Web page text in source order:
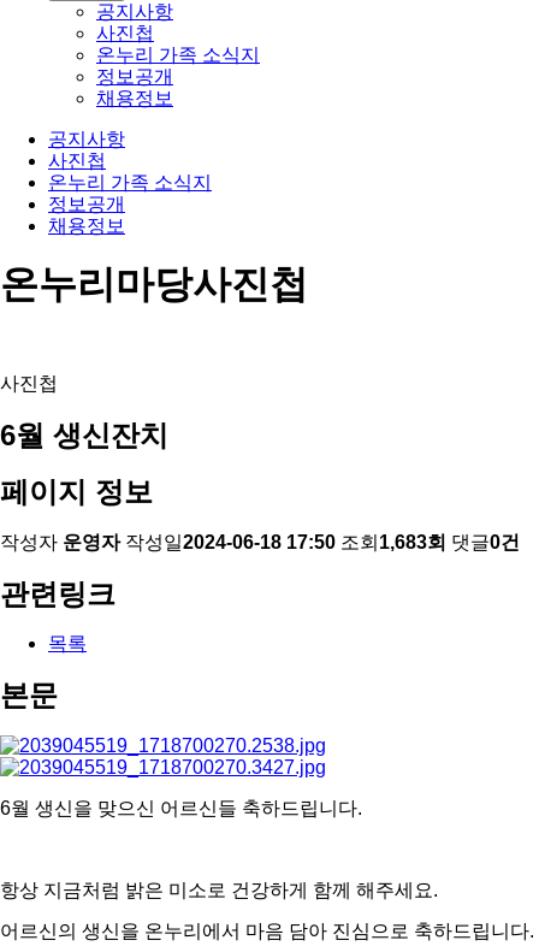
공지사항
사진첩
온누리 가족 소식지
정보공개
채용정보
공지사항
사진첩
온누리 가족 소식지
정보공개
채용정보
온누리마당사진첩
사진첩
6월 생신잔치
페이지 정보
작성자 운영자 작성일2024-06-18 17:50 조회 1,683회 댓글0건
관련링크
목록
본문
6월 생신을 맞으신 어르신들 축하드립니다.
항상 지금처럼 밝은 미소로 건강하게 함께 해주세요.
어르신의 생신을 온누리에서 마음 담아 진심으로 축하드립니다.